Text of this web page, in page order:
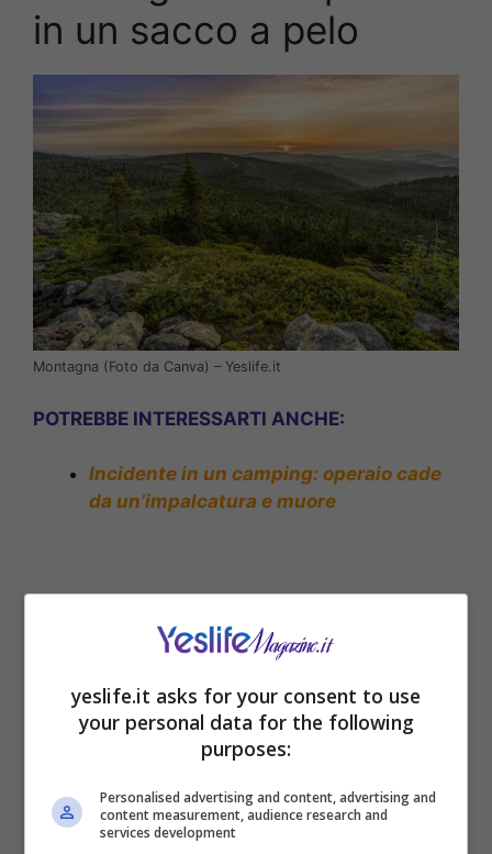
in un sacco a pelo
Montagna (Foto da Canva) – Yeslife.it
POTREBBE INTERESSARTI ANCHE:
Incidente in un camping: operaio cade
da un’impalcatura e muore
Cade improvvisamente in casa: bimbo
di quattro mesi muore in ospedale
yeslife.it asks for your consent to use
your personal data for the following
purposes:
Personalised advertising and content, advertising and
content measurement, audience research and
services development